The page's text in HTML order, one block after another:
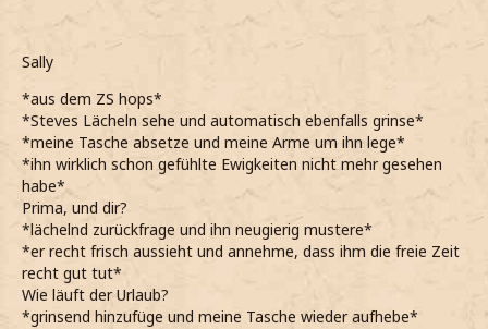
Sally
*aus dem ZS hops*
*Steves Lächeln sehe und automatisch ebenfalls grinse*
*meine Tasche absetze und meine Arme um ihn lege*
*ihn wirklich schon gefühlte Ewigkeiten nicht mehr gesehen
habe*
Prima, und dir?
*lächelnd zurückfrage und ihn neugierig mustere*
*er recht frisch aussieht und annehme, dass ihm die freie Zeit
recht gut tut*
Wie läuft der Urlaub?
*grinsend hinzufüge und meine Tasche wieder aufhebe*